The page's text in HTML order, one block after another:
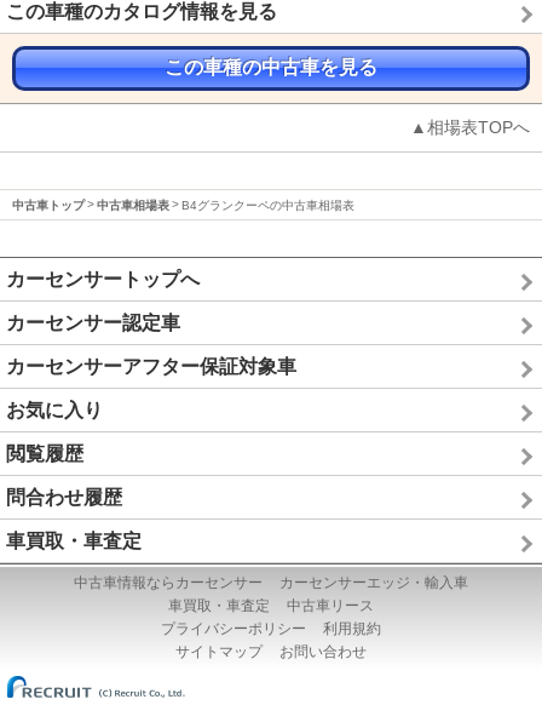
この車種のカタログ情報を見る
この車種の中古車を見る
▲相場表TOPへ
中古車トップ 中古車相場表 B4グランクーペの中古車相場表
カーセンサートップへ
カーセンサー認定車
カーセンサーアフター保証対象車
お気に入り
閲覧履歴
問合わせ履歴
車買取・車査定
中古車情報ならカーセンサー
カーセンサーエッジ・輸入車
車買取・車査定
中古車リース
プライバシーポリシー
利用規約
サイトマップ
お問い合わせ